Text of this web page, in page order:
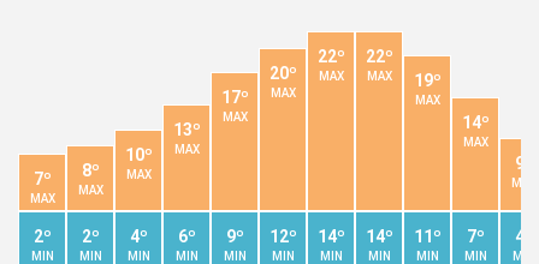
7º
MAX
2º
MIN
8º
MAX
2º
MIN
10º
MAX
4º
MIN
13º
MAX
6º
MIN
17º
MAX
9º
MIN
20º
MAX
12º
MIN
22º
MAX
14º
MIN
22º
MAX
14º
MIN
19º
MAX
11º
MIN
14º
MAX
7º
MIN
9º
MAX
4º
MIN